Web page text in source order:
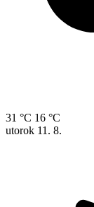
31 °C 16 °C
utorok 11. 8.